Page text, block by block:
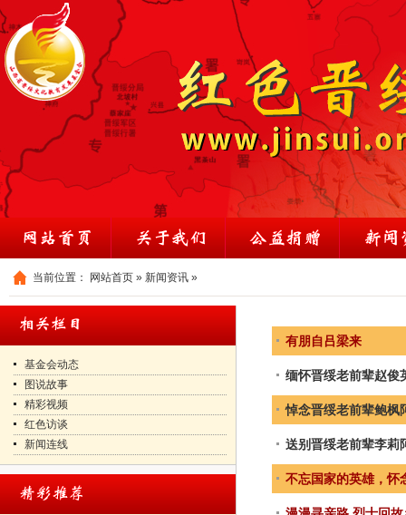
当前位置： 网站首页 » 新闻资讯 »
基金会动态
图说故事
精彩视频
红色访谈
新闻连线
有朋自吕梁来
缅怀晋绥老前辈赵俊
悼念晋绥老前辈鲍枫
送别晋绥老前辈李莉
不忘国家的英雄，怀